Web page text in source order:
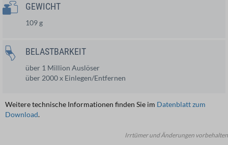
GEWICHT
109 g
BELASTBARKEIT
über 1 Million Auslöser
über 2000 x Einlegen/Entfernen
Weitere technische Informationen finden Sie im Datenblatt zum
Download.
Irrtümer und Änderungen vorbehalten